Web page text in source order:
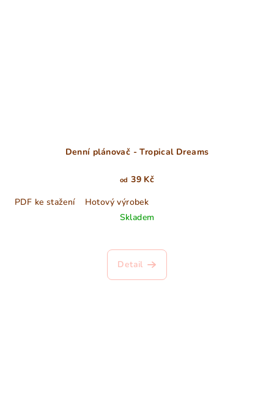
Denní plánovač - Tropical Dreams
od 39 Kč
PDF ke stažení
Hotový výrobek
Skladem
Detail